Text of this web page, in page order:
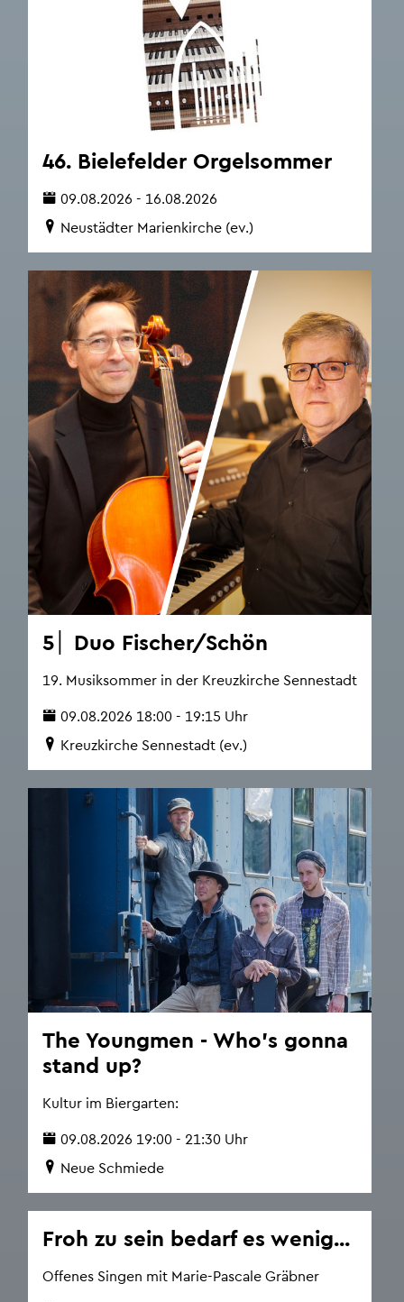
46. Bie­le­fel­der Or­gel­som­mer
09.08.2026 - 16.08.2026
Neu­städ­ter Ma­ri­en­kir­che (ev.)
5│ Duo Fi­scher/Schön
19. Mu­sik­som­mer in der Kreuz­kir­che Sen­ne­stadt
09.08.2026 18:00 - 19:15 Uhr
Kreuz­kir­che Sen­ne­stadt (ev.)
The Young­men - Who's gonna
stand up?
Kul­tur im Bier­gar­ten:
09.08.2026 19:00 - 21:30 Uhr
Neue Schmie­de
Froh zu sein be­darf es wenig...
Of­fe­nes Sin­gen mit Marie-Pas­ca­le Gräb­ner